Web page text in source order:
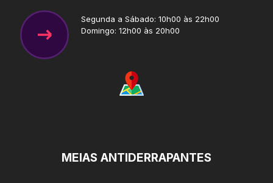
Segunda a Sábado: 10h00 às 22h00
Domingo: 12h00 às 20h00
MEIAS ANTIDERRAPANTES